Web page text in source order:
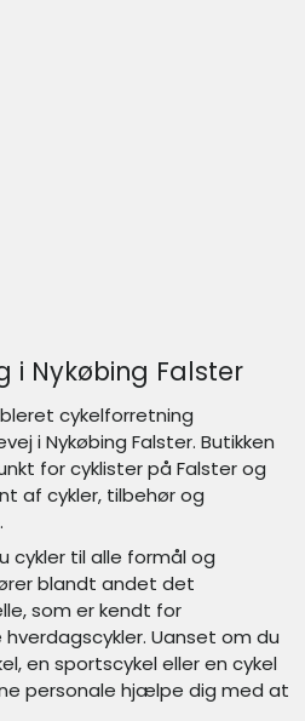
i Nykøbing Falster
cykelforretning
i Nykøbing Falster. Butikken
for cyklister på Falster og
af cykler, tilbehør og
cykler til alle formål og
blandt andet det
som er kendt for
Uanset om du
en sportscykel eller en cykel
personale hjælpe dig med at